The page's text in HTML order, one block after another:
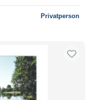
Privatperson